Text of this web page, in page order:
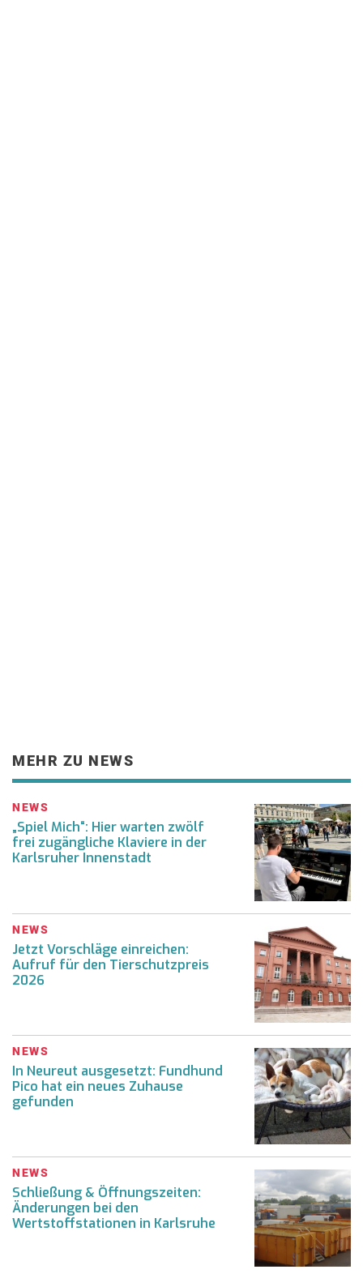
MEHR ZU NEWS
NEWS
„Spiel Mich“: Hier warten zwölf
frei zugängliche Klaviere in der
Karlsruher Innenstadt
NEWS
Jetzt Vorschläge einreichen:
Aufruf für den Tierschutzpreis
2026
NEWS
In Neureut ausgesetzt: Fundhund
Pico hat ein neues Zuhause
gefunden
NEWS
Schließung & Öffnungszeiten:
Änderungen bei den
Wertstoffstationen in Karlsruhe